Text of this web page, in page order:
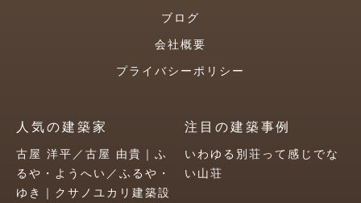
ブログ
会社概要
プライバシーポリシー
人気の建築家
古屋 洋平／古屋 由貴｜ふ
るや・ようへい／ふるや・
ゆき｜クサノユカリ建築設
注目の建築事例
いわゆる別荘って感じでな
い山荘